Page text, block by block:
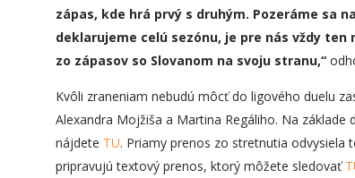
zápas, kde hrá prvý s druhým. Pozeráme sa
deklarujeme celú sezónu, je pre nás vždy
zo zápasov so Slovanom na svoju stranu,“
Kvôli zraneniam nebudú môcť do ligového duelu
Alexandra Mojžiša a Martina Regáliho. Na
nájdete TU. Priamy prenos zo stretnutia odvysiela
pripravujú textový prenos, ktorý môžete sledovať